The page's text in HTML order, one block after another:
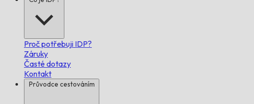
Proč potřebuji IDP?
Záruky
Časté dotazy
Kontakt
Průvodce cestováním